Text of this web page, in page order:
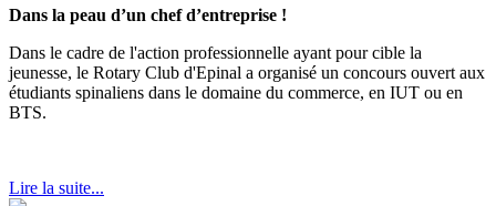
Dans la peau d’un chef d’entreprise !
Dans le cadre de l'action professionnelle ayant pour cible la
jeunesse, le Rotary Club d'Epinal a organisé un concours ouvert aux
étudiants spinaliens dans le domaine du commerce, en IUT ou en
BTS.
Lire la suite...